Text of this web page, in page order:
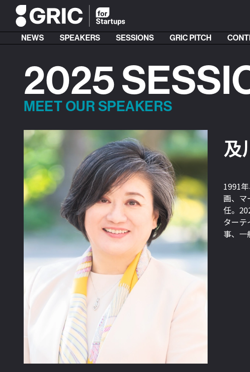
NEWS SPEAKERS SESSIONS GRIC PITCH
2025
MEET OUR SPEAKERS
及
1991
画、マ
任。
ターテ
事、一